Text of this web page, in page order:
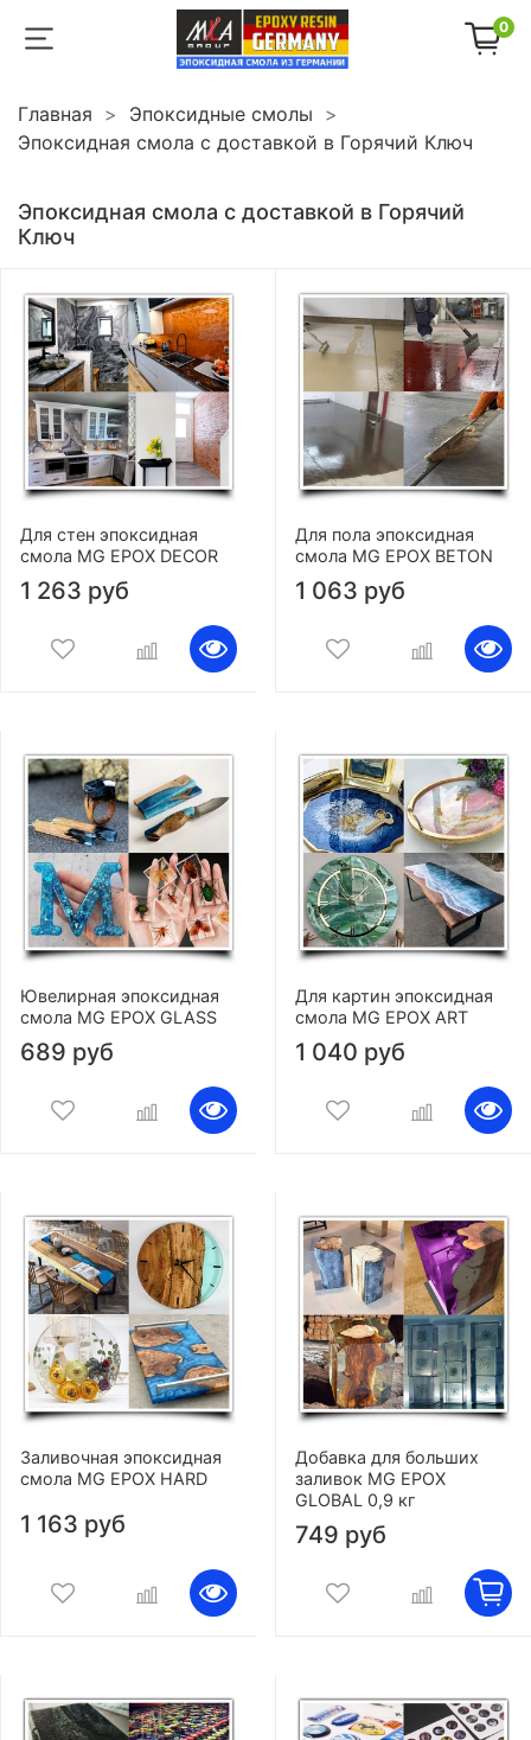
0
Главная
Эпоксидные смолы
Эпоксидная смола с доставкой в Горячий Ключ
Эпоксидная смола с доставкой в Горячий
Ключ
Для стен эпоксидная
смола MG EPOX DECOR
1 263 руб
Для пола эпоксидная
смола MG EPOX BETON
1 063 руб
Ювелирная эпоксидная
смола MG EPOX GLASS
689 руб
Для картин эпоксидная
смола MG EPOX ART
1 040 руб
Заливочная эпоксидная
смола MG EPOX HARD
1 163 руб
Добавка для больших
заливок MG EPOX
GLOBAL 0,9 кг
749 руб